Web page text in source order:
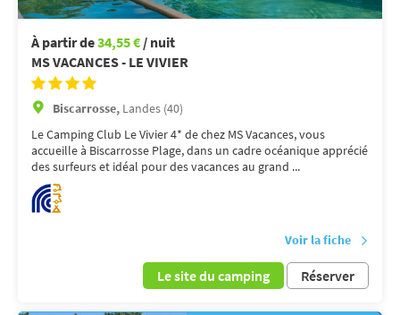
À partir de34,55 € / nuit
MS VACANCES - LE VIVIER
Biscarrosse, Landes (40)
Le Camping Club Le Vivier 4* de chez MS Vacances, vous
accueille à Biscarrosse Plage, dans un cadre océanique apprécié
des surfeurs et idéal pour des vacances au grand ...
Voir la fiche
Le site du camping Réserver